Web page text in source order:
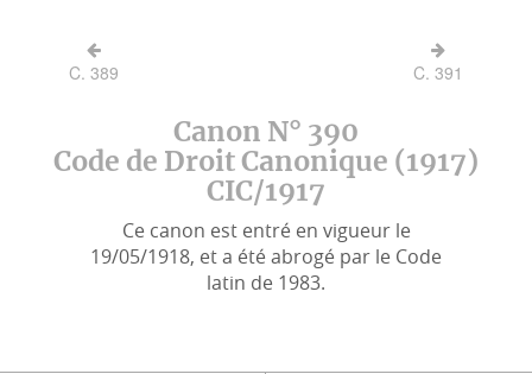
Ressources
C. 389 C. 391
Canon N° 390
Code de Droit Canonique (1917)
CIC/1917
Ce canon est entré en vigueur le
19/05/1918, et a été abrogé par le Code
latin de 1983.